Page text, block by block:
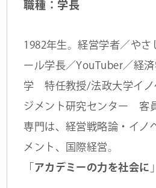
職種：学長
1982年生。経営学者／やさ
ール学長／YouTuber／経
学 特任教授/法政大学イノ
ジメント研究センター 客
専門は、経営戦略論・イノ
メント、国際経営。
アカデミーの力を社会に